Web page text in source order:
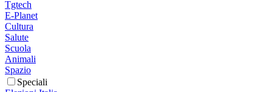
Tgtech
E-Planet
Cultura
Salute
Scuola
Animali
Spazio
Speciali